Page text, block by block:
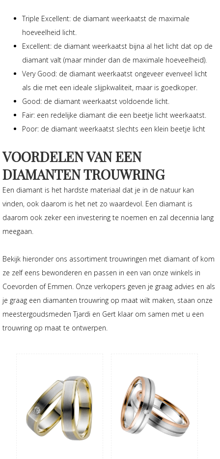
Triple Excellent: de diamant weerkaatst de maximale
hoeveelheid licht.
Excellent: de diamant weerkaatst bijna al het licht dat op de
diamant valt (maar minder dan de maximale hoeveelheid).
Very Good: de diamant weerkaatst ongeveer evenveel licht
als die met een ideale slijpkwaliteit, maar is goedkoper.
Good: de diamant weerkaatst voldoende licht.
Fair: een redelijke diamant die een beetje licht weerkaatst.
Poor: de diamant weerkaatst slechts een klein beetje licht
VOORDELEN VAN EEN
DIAMANTEN TROUWRING
Een diamant is het hardste materiaal dat je in de natuur kan
vinden, ook daarom is het net zo waardevol. Een diamant is
daarom ook zeker een investering te noemen en zal decennia lang
meegaan.
Bekijk hieronder ons assortiment trouwringen met diamant of kom
ze zelf eens bewonderen en passen in een van onze winkels in
Coevorden of Emmen. Onze verkopers geven je graag advies en als
je graag een diamanten trouwring op maat wilt maken, staan onze
meestergoudsmeden Tjardi en Gert klaar om samen met u een
trouwring op maat te ontwerpen.